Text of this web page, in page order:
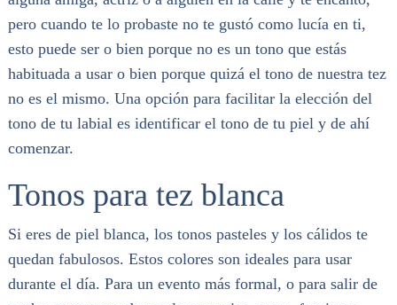
pero cuando te lo probaste no te gustó como lucía en ti,
esto puede ser o bien porque no es un tono que estás
habituada a usar o bien porque quizá el tono de nuestra tez
no es el mismo. Una opción para facilitar la elección del
tono de tu labial es identificar el tono de tu piel y de ahí
comenzar.
Tonos para tez blanca
Si eres de piel blanca, los tonos pasteles y los cálidos te
quedan fabulosos. Estos colores son ideales para usar
durante el día. Para un evento más formal, o para salir de